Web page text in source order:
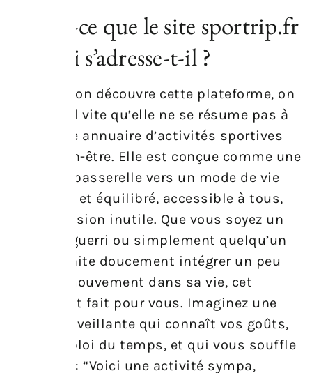
Qu’est-ce que le site sportrip.fr
et à qui s’adresse-t-il ?
Dès que l’on découvre cette plateforme, on
comprend vite qu’elle ne se résume pas à
un simple annuaire d’activités sportives
ou de bien-être. Elle est conçue comme une
véritable passerelle vers un mode de vie
plus actif et équilibré, accessible à tous,
sans pression inutile. Que vous soyez un
athlète aguerri ou simplement quelqu’un
qui souhaite doucement intégrer un peu
plus de mouvement dans sa vie, cet
espace est fait pour vous. Imaginez une
amie bienveillante qui connaît vos goûts,
votre emploi du temps, et qui vous souffle
à l’oreille : “Voici une activité sympa,